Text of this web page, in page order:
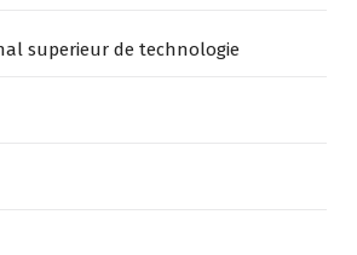
superieur de technologie